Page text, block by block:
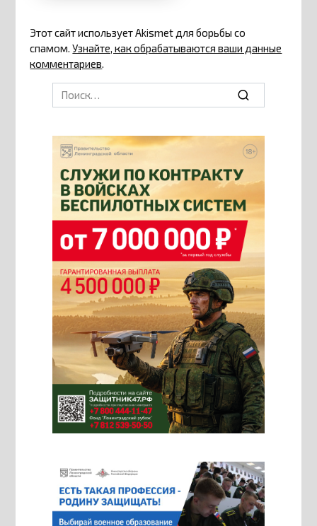
Этот сайт использует Akismet для борьбы со
спамом.Узнайте, как обрабатываются ваши данные
комментариев.
Search
for: